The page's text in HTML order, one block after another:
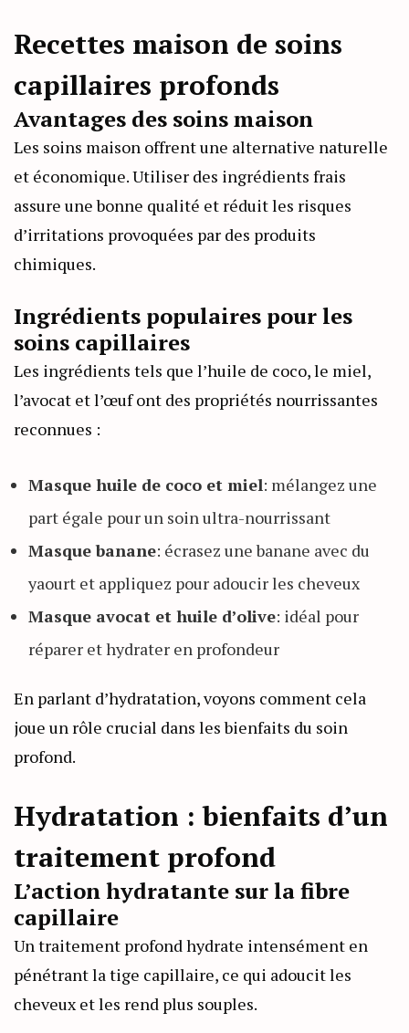
Recettes maison de soins
capillaires profonds
Avantages des soins maison
Les soins maison offrent une alternative naturelle
et économique. Utiliser des ingrédients frais
assure une bonne qualité et réduit les risques
d’irritations provoquées par des produits
chimiques.
Ingrédients populaires pour les
soins capillaires
Les ingrédients tels que l’huile de coco, le miel,
l’avocat et l’œuf ont des propriétés nourrissantes
reconnues :
Masque huile de coco et miel: mélangez une
part égale pour un soin ultra-nourrissant
Masque banane: écrasez une banane avec du
yaourt et appliquez pour adoucir les cheveux
Masque avocat et huile d’olive: idéal pour
réparer et hydrater en profondeur
En parlant d’hydratation, voyons comment cela
joue un rôle crucial dans les bienfaits du soin
profond.
Hydratation : bienfaits d’un
traitement profond
L’action hydratante sur la fibre
capillaire
Un traitement profond hydrate intensément en
pénétrant la tige capillaire, ce qui adoucit les
cheveux et les rend plus souples.